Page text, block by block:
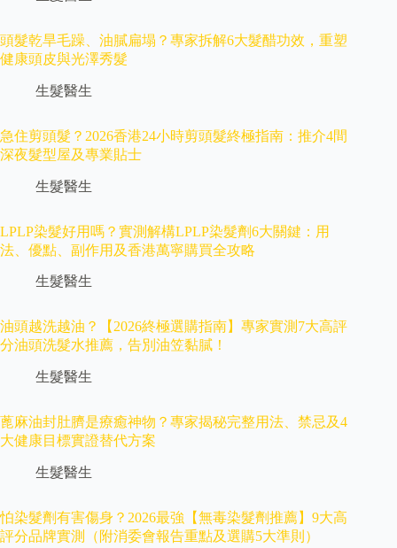
頭髮乾旱毛躁、油膩扁塌？專家拆解6大髮醋功效，重塑
健康頭皮與光澤秀髮
生髮醫生
急住剪頭髮？2026香港24小時剪頭髮終極指南：推介4間
深夜髮型屋及專業貼士
生髮醫生
LPLP染髮好用嗎？實測解構LPLP染髮劑6大關鍵：用
法、優點、副作用及香港萬寧購買全攻略
生髮醫生
油頭越洗越油？【2026終極選購指南】專家實測7大高評
分油頭洗髮水推薦，告別油笠黏膩！
生髮醫生
蓖麻油封肚臍是療癒神物？專家揭秘完整用法、禁忌及4
大健康目標實證替代方案
生髮醫生
怕染髮劑有害傷身？2026最強【無毒染髮劑推薦】9大高
評分品牌實測（附消委會報告重點及選購5大準則）